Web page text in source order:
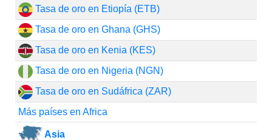
Tasa de oro en Etiopía (ETB)
Tasa de oro en Ghana (GHS)
Tasa de oro en Kenia (KES)
Tasa de oro en Nigeria (NGN)
Tasa de oro en Sudáfrica (ZAR)
Más países en Africa
Asia